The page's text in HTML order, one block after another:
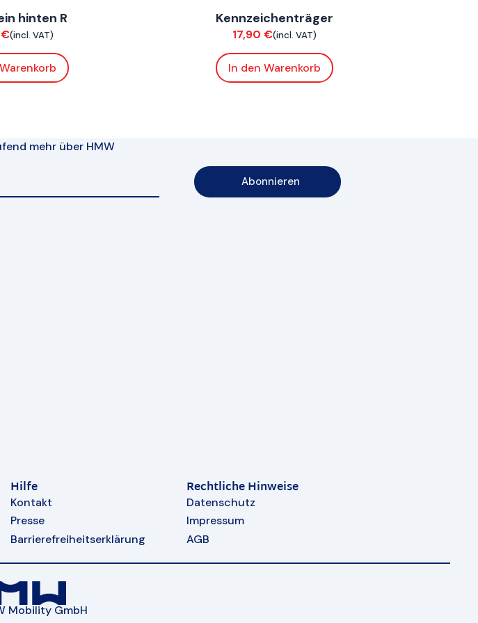
hinten R
€(incl. VAT)
Kennzeichenträger
17,90 €(incl. VAT)
In den Warenkorb
mehr über HMW
Abonnieren
Hilfe
Kontakt
Presse
Barrierefreiheitserklärung
Rechtliche Hinweise
Datenschutz
Impressum
AGB
Mobility GmbH